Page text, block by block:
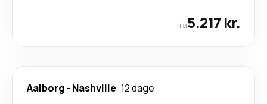
fra5.217 kr.
Aalborg- Nashville 12 dage